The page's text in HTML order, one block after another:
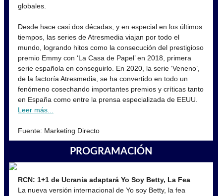
globales.
Desde hace casi dos décadas, y en especial en los últimos
tiempos, las series de Atresmedia viajan por todo el
mundo, logrando hitos como la consecución del prestigioso
premio Emmy con ‘La Casa de Papel’ en 2018, primera
serie española en conseguirlo. En 2020, la serie ‘Veneno’,
de la factoría Atresmedia, se ha convertido en todo un
fenómeno cosechando importantes premios y críticas tanto
en España como entre la prensa especializada de EEUU.
Leer más...
Fuente: Marketing Directo
PROGRAMACIÓN
RCN: 1+1 de Ucrania adaptará Yo Soy Betty, La Fea
La nueva versión internacional de Yo soy Betty, la fea